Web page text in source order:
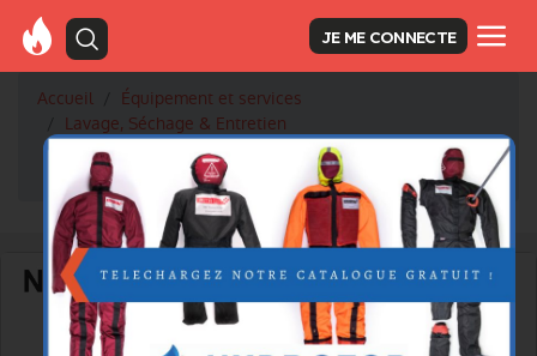
JE ME CONNECTE
Accueil
Équipement et services
Lavage, Séchage & Entretien
ARMOIRE DE SÉCHAGE ET DE DÉSINFECTION 2 PORTE :
ADS2P